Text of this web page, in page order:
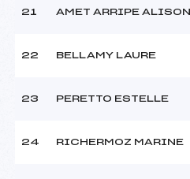
21 AMET ARRIPE ALISON
22 BELLAMY LAURE
23 PERETTO ESTELLE
24 RICHERMOZ MARINE